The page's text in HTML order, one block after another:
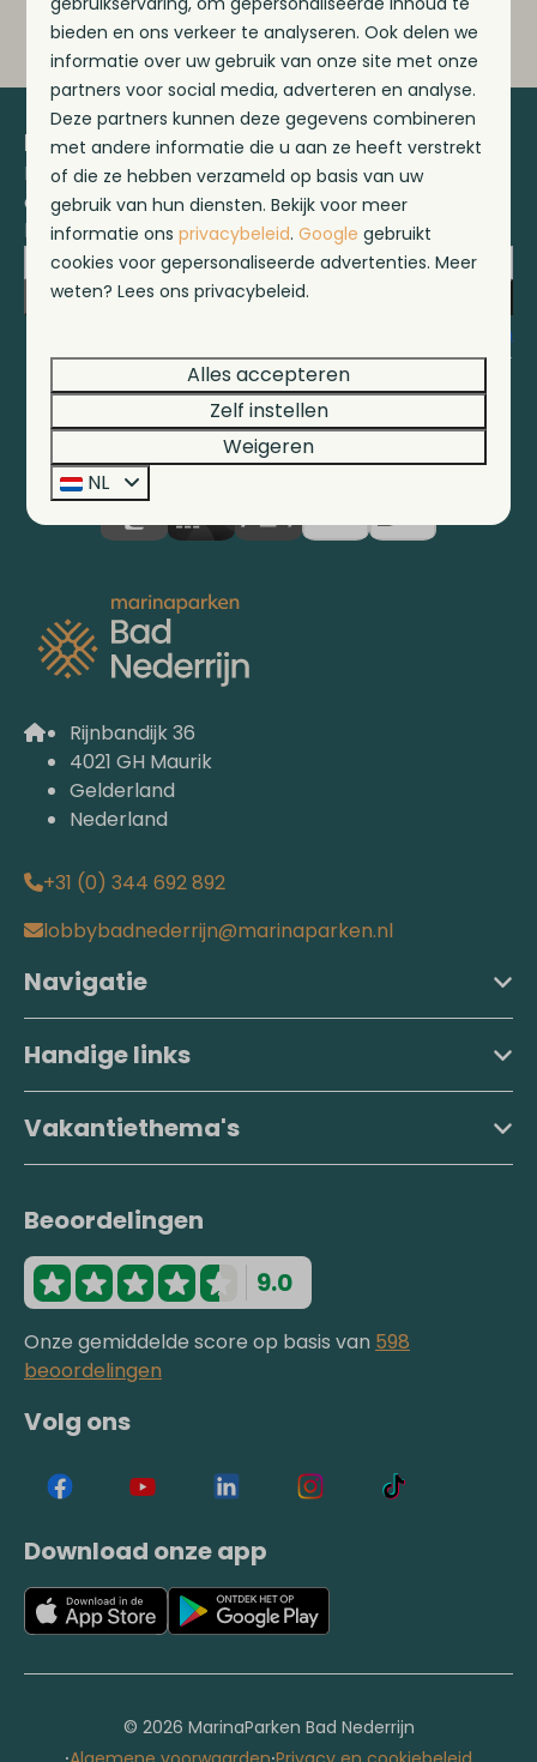
Blijf op de hoogte!
Meld je aan voor onze nieuwsbrief en
ontvang het laatste nieuws en diverse
kortingen!
Inschrijven
servicevoorwaarden
zijn van toepassing.
Veilig betalen
Rijnbandijk 36
4021 GH Maurik
Gelderland
Nederland
+31 (0) 344 692 892
lobbybadnederrijn@marinaparken.nl
Navigatie
Handige links
Vakantiethema's
Beoordelingen
9.0
Onze gemiddelde score op basis van 598
beoordelingen
Volg ons
Download onze app
© 2026 MarinaParken Bad Nederrijn
bieden en ons verkeer te analyseren. Ook delen we
informatie over uw gebruik van onze site met onze
partners voor social media, adverteren en analyse.
Deze partners kunnen deze gegevens combineren
met andere informatie die u aan ze heeft verstrekt
of die ze hebben verzameld op basis van uw
gebruik van hun diensten. Bekijk voor meer
informatie onsprivacybeleid.Google gebruikt
cookies voor gepersonaliseerde advertenties. Meer
weten? Lees ons privacybeleid.
Alles accepteren
Zelf instellen
Weigeren
NL